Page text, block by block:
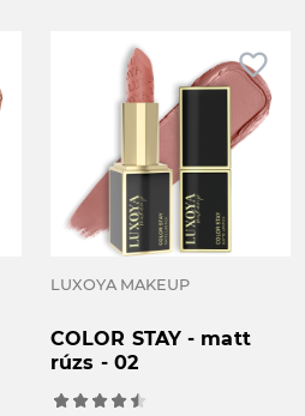
favorite_border
LUXOYA MAKEUP
COLOR STAY - matt
rúzs - 02